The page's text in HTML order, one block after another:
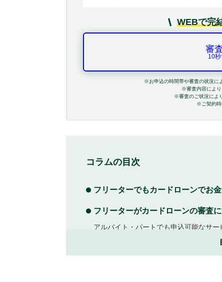
WEBで完
審
10
※お申込の時間帯や審査の状況に
※審査内容により
※審査のご状況によ
※ご契約時
コラムの目次
フリーターでもカードローンでお
フリーターがカードローンの審査
アルバイト・パートでも申込可能なサー